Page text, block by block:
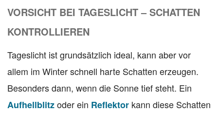
VORSICHT BEI TAGESLICHT – SCHATTEN
KONTROLLIEREN
Tageslicht ist grundsätzlich ideal, kann aber vor
allem im Winter schnell harte Schatten erzeugen.
Besonders dann, wenn die Sonne tief steht. Ein
Aufhellblitzoder ein Reflektor kann diese Schatten